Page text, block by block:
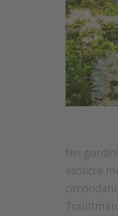
Nei
esotici e